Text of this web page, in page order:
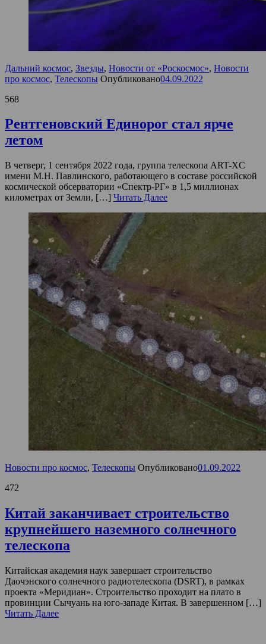
Дальний космос, Звезды, Новости от «Роскосмос», Новости
про космос, Телескопы Опубликовано04.09.2022
568
Рентгеновский Единорог стал ярче
летом
В четверг, 1 сентября 2022 года, группа телескопа ART-XC
имени М.Н. Павлинского, работающего в составе российской
космической обсерватории «Спектр-РГ» в 1,5 миллионах
километрах от Земли, […] Читать Далее
Новости про космос, Телескопы Опубликовано01.09.2022
472
Китай заканчивает строительство
крупнейшего наземного солнечного
телескопа
Китайская академия наук завершает строительство
Даочэнского солнечного радиотелескопа (DSRT), в рамках
проекта «Меридиан». Строительство проходит на плато в
провинции Сычуань на юго-западе Китая. В завершенном […]
Читать Далее